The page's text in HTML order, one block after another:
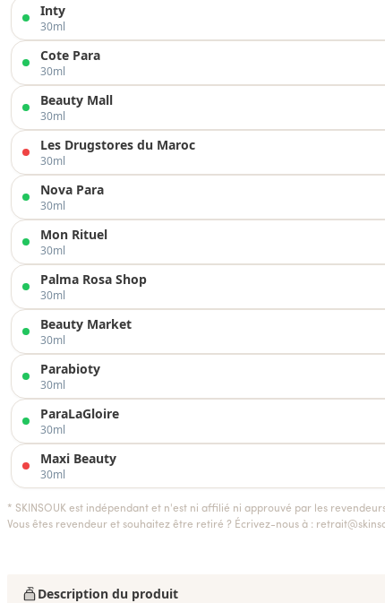
Inty
30ml
Cote Para
30ml
Beauty Mall
30ml
Les Drugstores du Maroc
30ml
Nova Para
30ml
Mon Rituel
30ml
Palma Rosa Shop
30ml
Beauty Market
30ml
Parabioty
30ml
ParaLaGloire
30ml
Maxi Beauty
30ml
* SKINSOUK est indépendant et n'est ni affilié ni approuvé par les
Vous êtes revendeur et souhaitez être retiré ? Écrivez-nous à :
Description du produit